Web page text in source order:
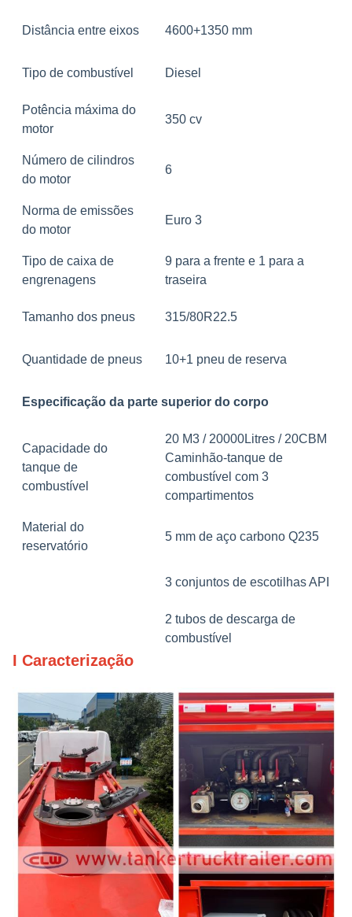
Distância entre eixos 4600+1350 mm
Tipo de combustível Diesel
Potência máxima do
motor
350 cv
Número de cilindros
do motor
6
Norma de emissões
do motor
Euro 3
Tipo de caixa de
engrenagens
9 para a frente e 1 para a
traseira
Tamanho dos pneus 315/80R22.5
Quantidade de pneus 10+1 pneu de reserva
Especificação da parte superior do corpo
Capacidade do
tanque de
combustível
20 M3 / 20000Litres / 20CBM
Caminhão-tanque de
combustível com 3
compartimentos
Material do
reservatório
5 mm de aço carbono Q235
3 conjuntos de escotilhas API
2 tubos de descarga de
combustível
Painel de controlo em inglês
Logotipo e cor podem ser
personalizados
I Caracterização